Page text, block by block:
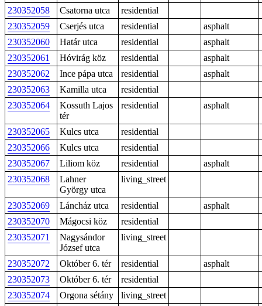
230352058 Csatorna utca
residential
230352059
Cserjés utca residential
asphalt
230352060
Határ utca residential
asphalt
230352061
Hóvirág köz residential
asphalt
230352062
Ince pápa utca residential
asphalt
230352063
Kamilla utca
residential
230352064
Kossuth Lajos
tér
residential asphalt
230352065 Kulcs utca
residential
230352066
Kulcs utca
residential
230352067
Liliom köz residential
asphalt
230352068
Lahner
György utca
living_street
230352069 Láncház utca residential
asphalt
230352070
Mágocsi köz
residential
230352071
Nagysándor
József utca
living_street
230352072 Október 6. tér residential
asphalt
230352073
Október 6. tér
residential
230352074
Orgona sétány
living_street